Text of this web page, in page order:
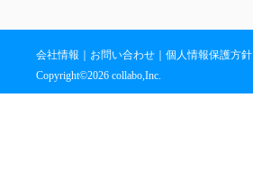
会社情報 お問い合わせ 個人情報保護方針
Copyright©2026 collabo,Inc.